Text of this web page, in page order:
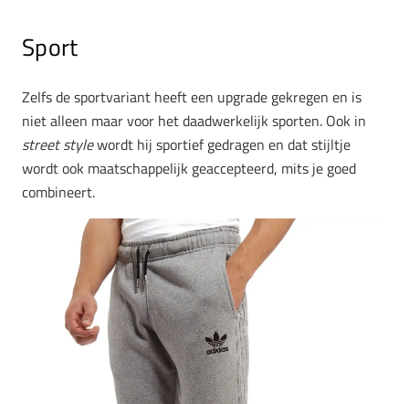
Sport
Zelfs de sportvariant heeft een upgrade gekregen en is
niet alleen maar voor het daadwerkelijk sporten. Ook in
street stylewordt hij sportief gedragen en dat stijltje
wordt ook maatschappelijk geaccepteerd, mits je goed
combineert.